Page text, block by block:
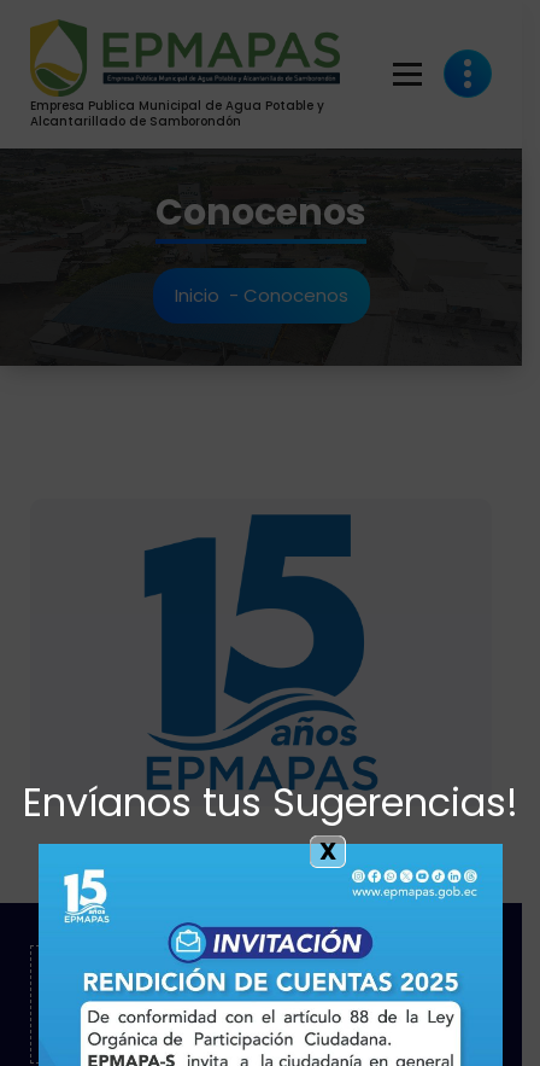
contenido
Empresa Publica Municipal de Agua Potable y
Alcantarillado de Samborondón
Conocenos
Inicio - Conocenos
Lunes - Viernes
8:00 am - 16:30 pm
Envíanos tus Sugerencias!
X